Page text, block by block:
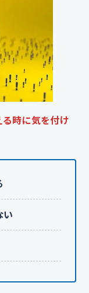
時に気を付け
い